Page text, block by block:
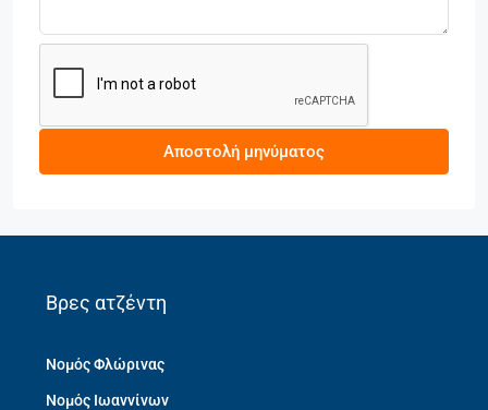
Αποστολή μηνύματος
Βρες ατζέντη
Νομός Φλώρινας
Νομός Ιωαννίνων